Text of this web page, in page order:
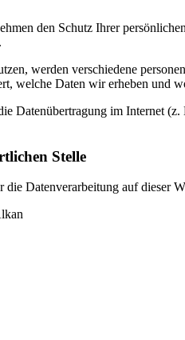
den Schutz Ihrer
werden verschiedene
welche Daten wir erheben und
Datenübertragung im Internet
Stelle
Datenverarbeitung auf dieser